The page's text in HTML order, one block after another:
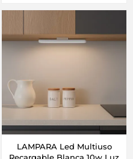
LAMPARA Led Multiuso